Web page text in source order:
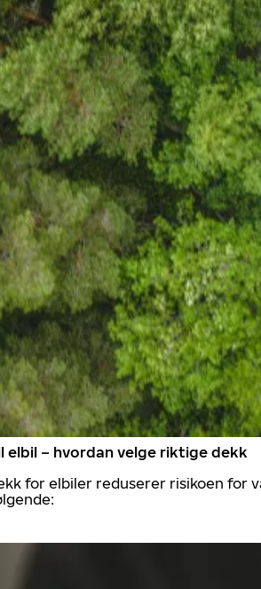
elbil – hvordan velge riktige dekk
for elbiler reduserer risikoen for